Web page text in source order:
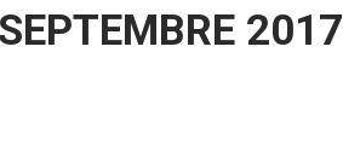
SEPTEMBRE 2017